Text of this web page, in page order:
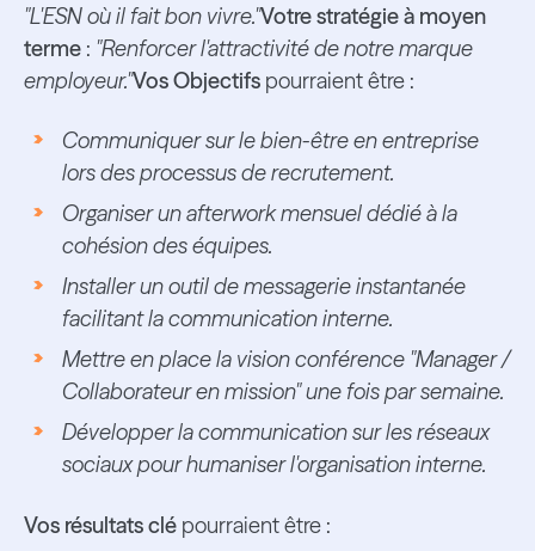
"L'ESN où il fait bon vivre."Votre stratégie à moyen
terme: "Renforcer l'attractivité de notre marque
employeur."Vos Objectifspourraient être :
Communiquer sur le bien-être en entreprise
lors des processus de recrutement.
Organiser un afterwork mensuel dédié à la
cohésion des équipes.
Installer un outil de messagerie instantanée
facilitant la communication interne.
Mettre en place la vision conférence "Manager /
Collaborateur en mission" une fois par semaine.
Développer la communication sur les réseaux
sociaux pour humaniser l'organisation interne.
Vos résultats clé pourraient être :